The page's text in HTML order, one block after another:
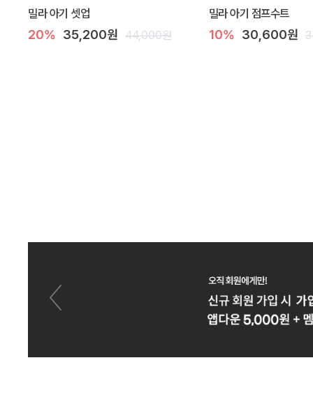
밀라 아기 셋업
20% 35,200원 44,000원
밀라 아기 점프수트
10% 30,600원